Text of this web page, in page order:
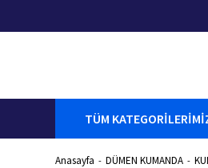
TÜM
Anasayfa DÜMEN KUMANDA